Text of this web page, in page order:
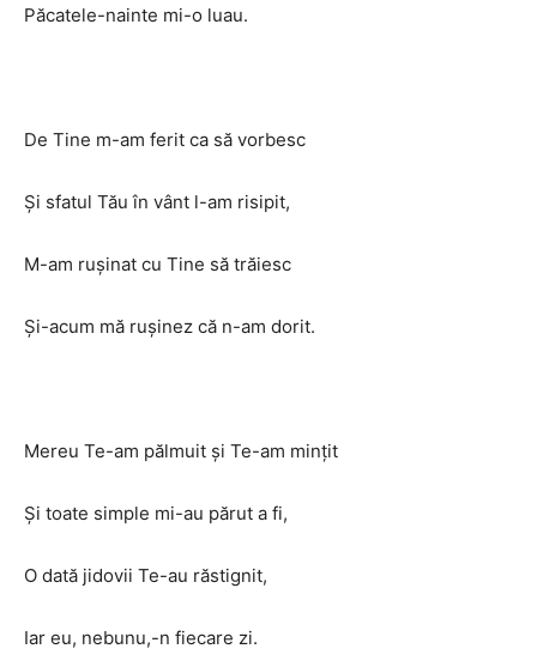
Păcatele-nainte mi-o luau.
De Tine m-am ferit ca să vorbesc
Şi sfatul Tău în vânt l-am risipit,
M-am ruşinat cu Tine să trăiesc
Şi-acum mă ruşinez că n-am dorit.
Mereu Te-am pălmuit şi Te-am minţit
Şi toate simple mi-au părut a fi,
O dată jidovii Te-au răstignit,
Iar eu, nebunu,-n fiecare zi.